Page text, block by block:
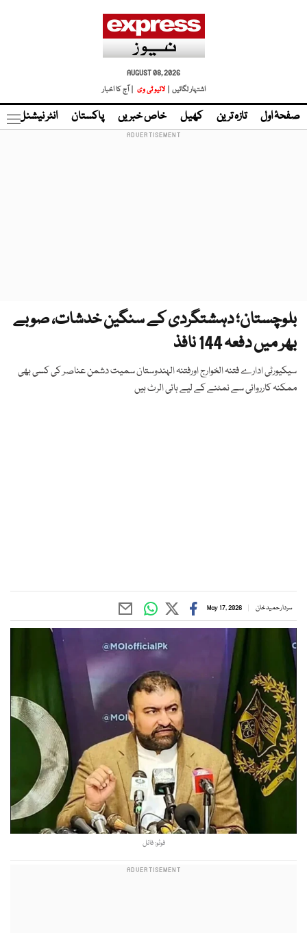
AUGUST 08, 2026
اشتہار لگائیں |
لائیو ٹی وی | آج کا اخبار
صفحۂ اول تازہ ترین کھیل خاص خبریں پاکستان انٹر نیشنل
بلوچستان؛ دہشتگردی کے سنگین خدشات، صوبے
بھر میں دفعہ 144 نافذ
سیکیورٹی ادارے فتنہ الخوارج اورفتنہ الہندوستان سمیت دشمن عناصر کی کسی بھی
ممکنہ کارروائی سے نمٹنے کے لیے ہائی الرٹ ہیں
سردار حمید خان May 17, 2026
فوٹو: فائل